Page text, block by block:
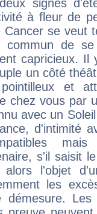
signes
à fleur de
Cancer se veut
commun de
capricieux. Il
un côté
et
chez vous par
avec un
d'intimité
s'il saisit
alors l'objet
les
démesure. Les